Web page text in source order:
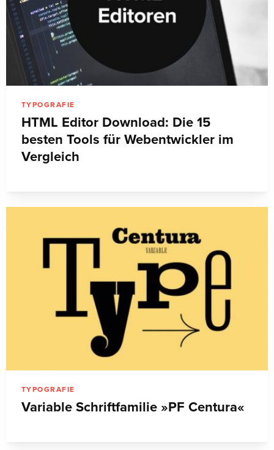
TYPOGRAFIE
HTML Editor Download: Die 15
besten Tools für Webentwickler im
Vergleich
TYPOGRAFIE
Variable Schriftfamilie »PF Centura«